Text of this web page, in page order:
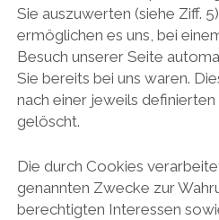
Sie auszuwerten (siehe Ziff.
ermöglichen es uns, bei
Besuch unserer Seite
Sie bereits bei uns waren.
nach einer jeweils
gelöscht.
Die durch Cookies
genannten Zwecke zur
berechtigten Interessen